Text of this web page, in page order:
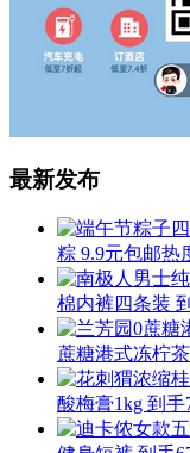
最新发布
粽 9.9元包邮热
棉内裤四条装
蔗糖港式冻柠
酸梅膏1kg 到手